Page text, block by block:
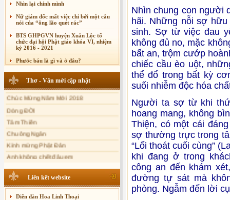
Nhìn lại chính mình
Nữ giám đốc mất việc chỉ bởi một câu
nói của “ông lão quét rác”
BTS GHPGVN huyện Xuân Lộc tổ
chức đại hội Phật giáo khóa VI, nhiệm
kỳ 2016 - 2021
Phước báu là gì và ở đâu?
Sự thương-ghét của con người
Cải đạo: Nguyên nhân & giải pháp
Nỗi lòng của các bệnh nhân nghèo
An Giang: Tịnh thất Quy Nguyên
phát quà từ thiện tại xã Cư Yang
Tịnh xá Ngọc Đăng khai giảng Thiền
dành cho Người bận rộn
Thơ - Văn mới cập nhật
Xuân Thi
Cảm Tác Nỗi Lòng Lưu Dân
Cảm Ơn Cuộc đời
Chúc Mừng Năm Mới 2018
Dòng ĐỜI
Tâm Thiền
Chuông Ngân
Kính mừng Phật Đản
Anh không chết đâu em
Kiếp này
Liên kết website
Diễn đàn Hoa Linh Thoại
Nhìn chung con người
hãi. Những nỗi sợ
sinh. Sợ từ việc đau
không đủ no, mặc
bất an, trộm cướp
chiếc cầu èo uột,
thể đổ trong bất kỳ
suối nhiễm độc hóa
Người ta sợ từ khi
hoang mang, không
Thiện, có một cái
sợ thường trực trong
“Lối thoát cuối cùng”
khi đang ở trong
công an đến khám
đường tự sát mà
phòng. Ngẫm đến lời